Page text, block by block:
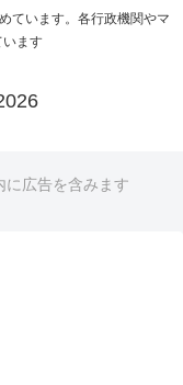
ています。各行政機関やマ
います
に広告を含みます